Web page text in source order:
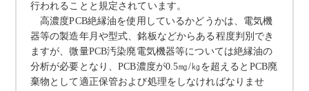
行われることと規定されています。
高濃度PCB絶縁油を使用しているかどうかは、電気機
器等の製造年月や型式、銘板などからある程度判別でき
ますが、微量PCB汚染廃電気機器等については絶縁油の
分析が必要となり、PCB濃度が0.5㎎/㎏を超えると PCB廃
棄物として適正保管および処理をしなければなりませ